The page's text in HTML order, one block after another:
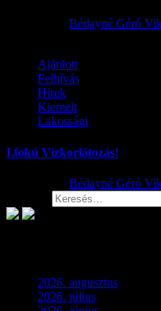
Bédayné Géró
Ajánlott
Felhívás
Hírek
Kiemelt
Lakossági
I.fokú Vízkorlátozás!
Bédayné Géró
2026. augusztus
2026. július